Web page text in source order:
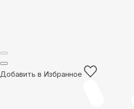
Добавить в Избранное